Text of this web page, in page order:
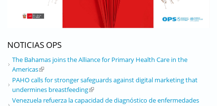
NOTICIAS OPS
The Bahamas joins the Alliance for Primary Health Care in the
Americas(link is external)
PAHO calls for stronger safeguards against digital marketing that
undermines breastfeeding(link is external)
Venezuela refuerza la capacidad de diagnóstico de enfermedades